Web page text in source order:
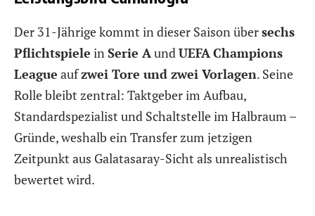
Der 31-Jährige kommt in dieser Saison übersechs
Pflichtspiele inSerie AundUEFAChampions
League aufzwei Tore und zwei Vorlagen. Seine
Rolle bleibt zentral: Taktgeber im Aufbau,
Standardspezialist und Schaltstelle im Halbraum –
Gründe, weshalb ein Transfer zum jetzigen
Zeitpunkt aus Galatasaray-Sicht als unrealistisch
bewertet wird.